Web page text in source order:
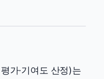
가·기여도 산정)는